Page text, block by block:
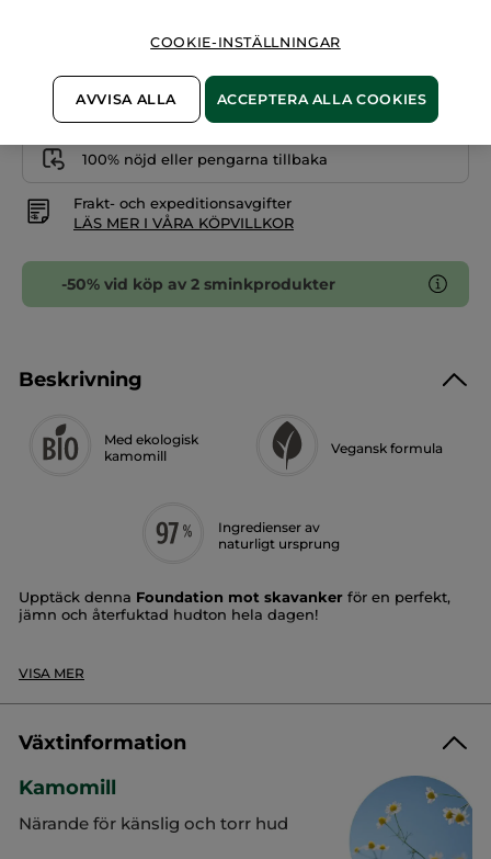
Fri frakt över 229 kr
Levereras från La Gacilly, Frankrike
Säker betalning med Klarna
100% nöjd eller pengarna tillbaka
Frakt- och expeditionsavgifter
LÄS MER I VÅRA KÖPVILLKOR
-50% vid köp av 2 sminkprodukter
Beskrivning
Med ekologisk
kamomill
Vegansk formula
Ingredienser av
naturligt ursprung
Upptäck denna Foundation mot skavanker för en perfekt,
jämn och återfuktad hudton hela dagen!
Finish
Konsistens
områden
Tack vare sin perfekta, justerbara täckning döljer denna
Foundation mot skavanker ojämnheter och slätar ut rynkor
för en felfri hy.Den ultralätta konsistensen är lätt att arbeta
med, lämnar inga märken på torra områden och låter huden
andas.
VISA MER
Växtinformation
Kamomill
Närande för känslig och torr hud
COOKIE-INSTÄLLNINGAR
AVVISA ALLA ACCEPTERA ALLA COOKIES